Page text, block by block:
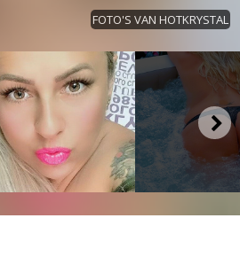
FOTO'S VAN HOTKRYSTAL